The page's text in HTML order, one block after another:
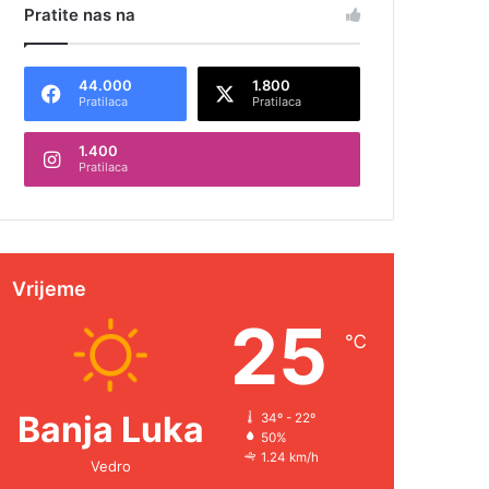
Pratite nas na
44.000
Pratilaca
1.800
Pratilaca
1.400
Pratilaca
Vrijeme
Banja Luka
Vedro
25 ℃
34º - 22º
50%
1.24 km/h